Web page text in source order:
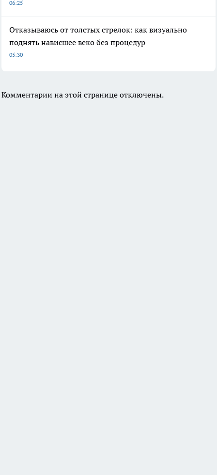
06:25
Отказываюсь от толстых стрелок: как визуально
поднять нависшее веко без процедур
05:30
Комментарии на этой странице отключены.